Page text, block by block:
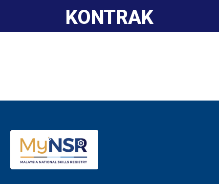
KONTRAK